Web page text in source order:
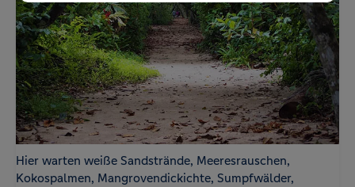
um Optimierungen für Sie umsetzen zu können.
cerber_groo
ve
www.volksbank-
reisebuero.de
Zum Schutz vor Angriffen und Spam durch
Dritte setzen wir WP Cerberus ein. WP Cerberus
setzt zum Schutz und Identifizierung
zufallsgenerierte Cookies ein.
Statistik
Name Anbieter Zweck
- Google
Der Google Tag Manager von Google setzt ein
cookieloses Tracking ein.
Hier warten weiße Sandstrände, Meeresrauschen,
Kokospalmen, Mangrovendickichte, Sumpfwälder,